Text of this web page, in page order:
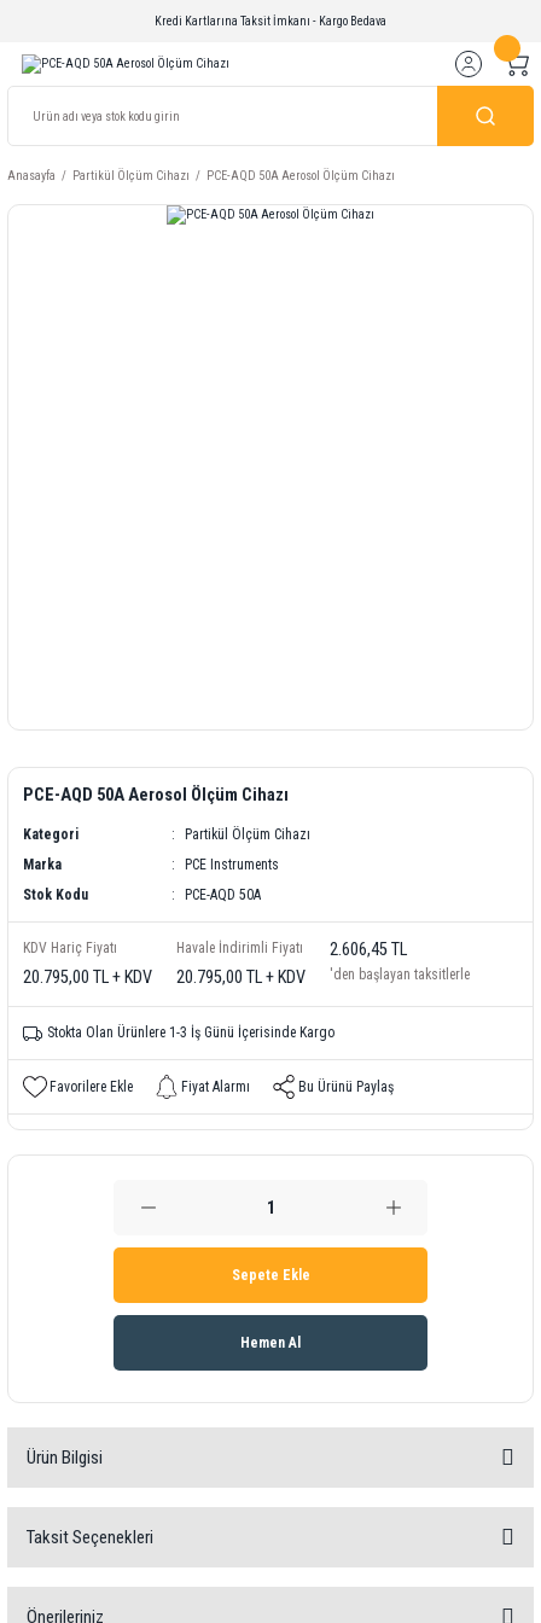
Kredi Kartlarına Taksit İmkanı - Kargo Bedava
Anasayfa Partikül Ölçüm Cihazı PCE-AQD 50A Aerosol Ölçüm Cihazı
PCE-AQD 50A Aerosol Ölçüm Cihazı
Kategori
Partikül Ölçüm Cihazı
Marka
PCE Instruments
Stok Kodu
PCE-AQD 50A
KDV Hariç Fiyatı
20.795,00 TL + KDV
Havale İndirimli Fiyatı
20.795,00 TL + KDV
2.606,45 TL
'den başlayan taksitlerle
Stokta Olan Ürünlere 1-3 İş Günü İçerisinde Kargo
Fiyat Alarmı Bu Ürünü Paylaş
Sepete Ekle
Hemen Al
Ürün Bilgisi
Aerosol Ölçüm Cihazı / sıcaklık, nem, hava basıncı ve
ve görsel alarm / ayarlanabilir alarm limitleri / yazılım
Taksit Seçenekleri
Önerileriniz